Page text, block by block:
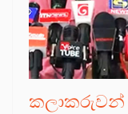
කලාකරුවන්